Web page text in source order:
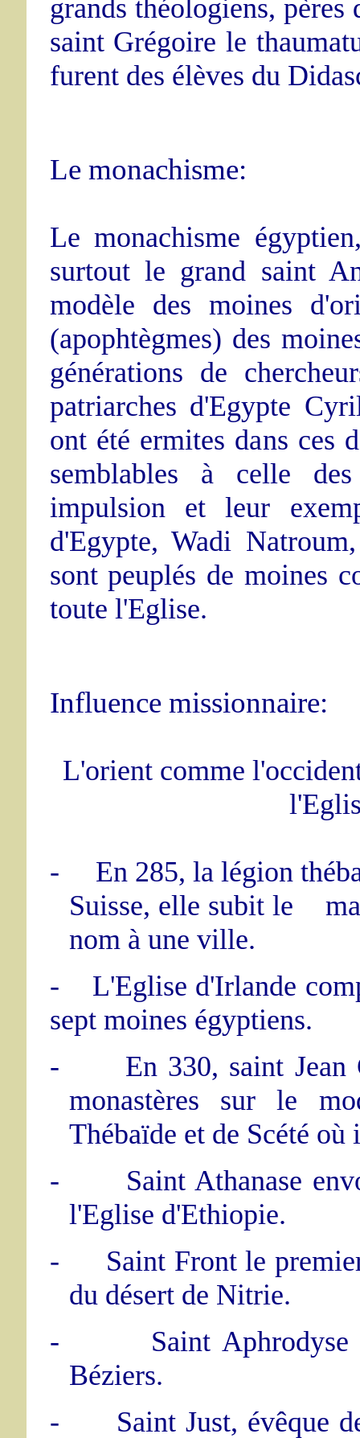
grands théologiens,
saint Grégoire le
furent des élèves du
Le monachisme:
Le monachisme
surtout le grand saint
modèle des moines
(apophtègmes) des
générations de
patriarches d'Egypte
ont été ermites dans ces
semblables à celle
impulsion et leur
d'Egypte, Wadi
sont peuplés de moines
toute l'Eglise.
Influence missionnaire:
L'orient comme
-
En 285, la légion
Suisse, elle subit le
nom à une ville.
-
L'Eglise d'Irlande
sept moines égyptiens.
-
En 330, saint Jean
monastères sur le
Thébaïde et de Scété
-
Saint Athanase
l'Eglise d'Ethiopie.
-
Saint Front le
du désert de Nitrie.
-
Saint
Béziers.
-
Saint Just, évêque